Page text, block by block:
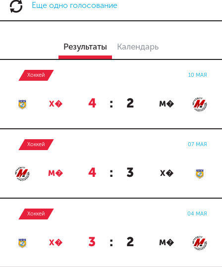
Еще одно голосование
Результаты Календарь
Хоккей 10 МАЯ
Х� 4 : 2 М�
Хоккей 07 МАЯ
М� 4 : 3 Х�
Хоккей 04 МАЯ
Х� 3 : 2 М�